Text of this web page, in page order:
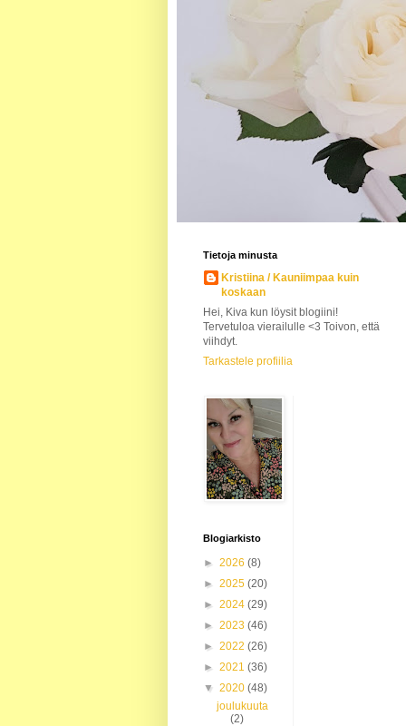
Tietoja minusta
Kristiina / Kauniimpaa kuin
koskaan
Hei, Kiva kun löysit blogiini!
Tervetuloa vierailulle <3 Toivon, että
viihdyt.
Tarkastele profiilia
Blogiarkisto
►2026(8)
►2025(20)
►2024(29)
►2023(46)
►2022(26)
►2021(36)
▼2020(48)
joulukuuta
(2)